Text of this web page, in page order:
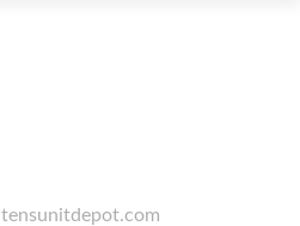
tensunitdepot.com